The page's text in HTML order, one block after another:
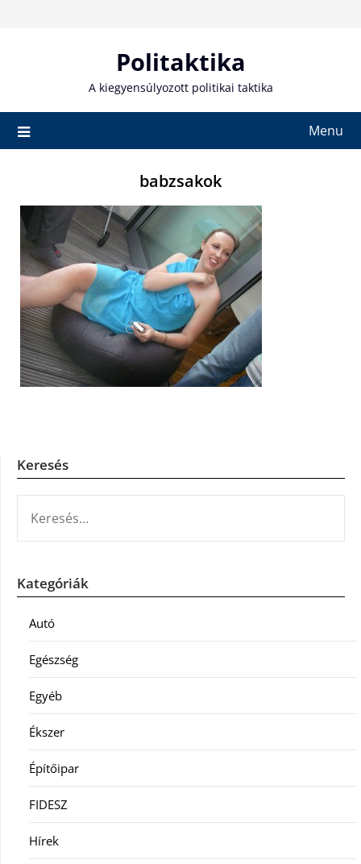
Politaktika
A kiegyensúlyozott politikai taktika
Menu
babzsakok
Keresés
Kategóriák
Autó
Egészség
Egyéb
Ékszer
Építőipar
FIDESZ
Hírek